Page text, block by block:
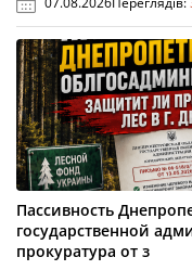
Пассивность
государственной
прокуратура от з